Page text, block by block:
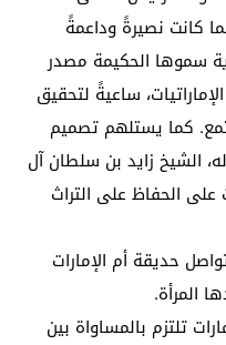
كانت نصيرةً وداعمةً
سموها الحكيمة مصدر
ساعيةً لتحقيق
كما يستلهم تصميم
الشيخ زايد بن سلطان آل
على الحفاظ على التراث
حديقة أم الإمارات
المرأة.
تلتزم بالمساواة بين